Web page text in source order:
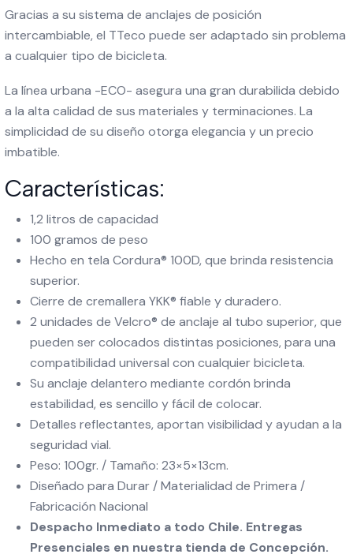
Gracias a su sistema de anclajes de posición
intercambiable, el TTeco puede ser adaptado sin problema
a cualquier tipo de bicicleta.
La línea urbana -ECO- asegura una gran durabilida debido
a la alta calidad de sus materiales y terminaciones. La
simplicidad de su diseño otorga elegancia y un precio
imbatible.
Características:
1,2 litros de capacidad
100 gramos de peso
Hecho en tela Cordura® 100D, que brinda resistencia
superior.
Cierre de cremallera YKK® fiable y duradero.
2 unidades de Velcro® de anclaje al tubo superior, que
pueden ser colocados distintas posiciones, para una
compatibilidad universal con cualquier bicicleta.
Su anclaje delantero mediante cordón brinda
estabilidad, es sencillo y fácil de colocar.
Detalles reflectantes, aportan visibilidad y ayudan a la
seguridad vial.
Peso: 100gr. / Tamaño: 23×5×13cm.
Diseñado para Durar / Materialidad de Primera /
Fabricación Nacional
Despacho Inmediato a todo Chile. Entregas
Presenciales en nuestra tienda de Concepción.